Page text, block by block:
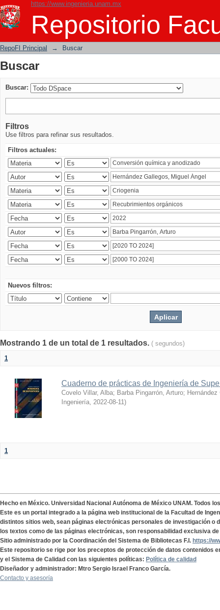
https://www.ingenieria.unam.mx
Repositorio
Buscar
RepoFI Principal → Buscar
Buscar
Buscar:
Filtros
Use filtros para refinar sus resultados.
Filtros actuales:
Nuevos filtros:
Mostrando 1 de un total de 1 resultados. ( segundos)
1
Cuaderno de prácticas de Ingeniería de
Covelo Villar, Alba; Barba Pingarrón, Arturo;
Ingeniería, 2022-08-11)
1
Hecho en México. Universidad Nacional Autónoma de México UNAM. Todos
Este es un portal integrado a la página web institucional de la Facultad de
distintos sitios web, sean páginas electrónicas personales de investigación o
los textos como de las páginas electrónicas, son responsabilidad exclusiva
Sitio administrado por la Coordinación del Sistema de Bibliotecas F.I. https://
Este repositorio se rige por los preceptos de protección de datos contenidos
y el Sistema de Calidad con las siguientes políticas: Política de calidad
Diseñador y administrador: Mtro Sergio Israel Franco García.
Contacto y asesoría